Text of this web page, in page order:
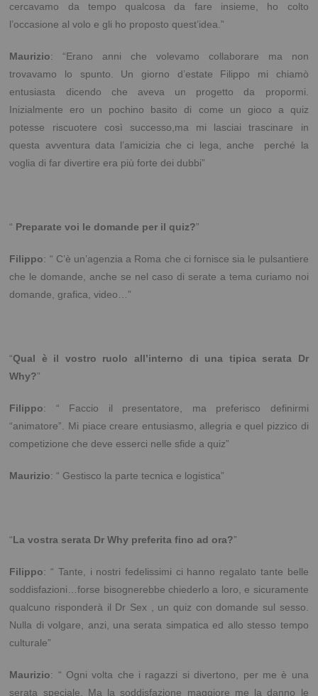
cercavamo da tempo qualcosa da fare insieme, ho colto
l’occasione al volo e gli ho proposto quest’idea.”
Maurizio: “Erano anni che volevamo collaborare ma non
trovavamo lo spunto. Un giorno d’estate Filippo mi chiamò
entusiasta dicendo che aveva un progetto da propormi.
Inizialmente ero un pochino basito di come un gioco a quiz
potesse riscuotere così successo,ma mi lasciai trascinare in
questa avventura data l’amicizia che ci lega, anche
perché la
voglia di far divertire era più forte dei dubbi”
“ Preparate voi le domande per il quiz?”
Filippo: “ C’è un’agenzia a Roma che ci fornisce sia le pulsantiere
che le domande, anche se nel caso di serate a tema curiamo noi
domande, grafica, video…”
“Qual è il vostro ruolo all’interno di una tipica serata Dr
Why?”
Filippo: “ Faccio il presentatore, ma preferisco definirmi
“animatore”. Mi piace creare entusiasmo, allegria e quel pizzico di
competizione che deve esserci nelle sfide a quiz”
Maurizio: “ Gestisco la parte tecnica e logistica”
“La vostra serata Dr Why preferita fino ad ora?”
Filippo: “ Tante, i nostri fedelissimi ci hanno regalato tante belle
soddisfazioni…forse bisognerebbe chiederlo a loro, e sicuramente
qualcuno risponderà il Dr Sex , un quiz con domande sul sesso.
Nulla di volgare, anzi, una serata simpatica ed allo stesso tempo
culturale”
Maurizio: “ Ogni volta che i ragazzi si divertono, per me è una
serata speciale. Ma la soddisfazione maggiore me la danno le